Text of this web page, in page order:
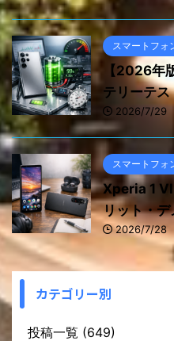
スマートフォ
【2026年
テリーテ
2026/7/29
スマートフォ
Xperia 1
リット・デ
2026/7/28
カテゴリー別
投稿一覧 (649)